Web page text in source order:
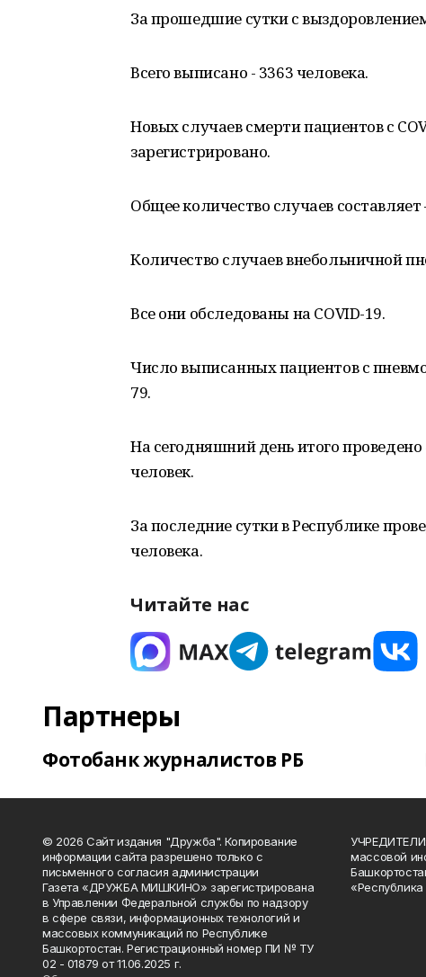
За прошедшие сутки с
Всего выписано - 3363 человека.
Новых случаев смерти пациентов с
зарегистрировано.
Общее количество случаев составляет
Количество случаев внебольничной
Все они обследованы на COVID-19.
Число выписанных пациентов с
79.
На сегодняшний день итого
человек.
За последние сутки в Республике
человека.
Читайте нас
Партнеры
Фотобанк журналистов РБ
© 2026 Сайт издания "Дружба". Копирование
информации сайта разрешено только с
письменного согласия администрации
Газета «ДРУЖБА МИШКИНО» зарегистрирована
в Управлении Федеральной службы по надзору
в сфере связи, информационных технологий и
массовых коммуникаций по Республике
Башкортостан. Регистрационный номер ПИ № ТУ
02 - 01879 от 11.06.2025 г.
УЧРЕДИТЕЛИ:
массовой